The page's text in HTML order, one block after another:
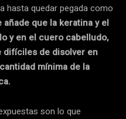
hasta quedar pegada como
añade que la keratina y el
y en el cuero cabelludo,
difíciles de disolver en
mínima de la
son lo que